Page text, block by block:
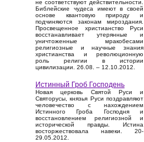
не соответствуют действительности.
Библейские чудеса имеют в своей
основе квантовую природу и
подчиняются законам мироздания.
Просвещенное христианство Руси
восстанавливает утерянные и
уничтоженные мракобесами
религиозные и научные знания
христианства и революционную
роль религии в истории
цивилизации. 26.08. – 12.10.2012.
Истинный Гроб Господень
Новая церковь Святой Руси и
Святорусы, князья Руси поздравляют
человечество с нахождением
Истинного Гроба Господня и
восстановлением религиозной и
исторической правды. Истина
восторжествовала навеки. 20-
29.05.2012.